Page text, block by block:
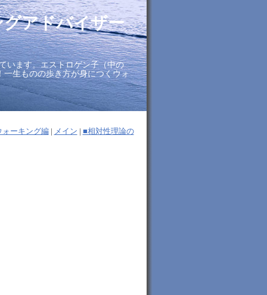
アドバイザー
います。エストロゲン子（中の
一生ものの歩き方が身につくウォ
ーキング編| メイン | ■相対性理論の